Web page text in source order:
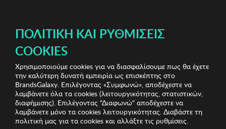
Musk Sneakers Γυναικεία Sneakers
Γυναικεία
Sneakers MUSK
Musk Sneakers
ΠΟΛΙΤΙΚΉ ΚΑΙ ΡΥΘΜΊΣΕΙΣ
COOKIES
Χρησιμοποιούμε cookies για να διασφαλίσουμε πως θα έχετε
την καλύτερη δυνατή εμπειρία ως επισκέπτης στο
BrandsGalaxy. Επιλέγοντας «Συμφωνώ», αποδέχεστε να
λαμβάνετε όλα τα cookies (λειτουργικότητας, στατιστικών,
διαφήμισης). Επιλέγοντας "Διαφωνώ" αποδέχεστε να
λαμβάνετε μόνο τα cookies λειτουργικότητας. Διαβάστε τη
πολιτική μας για τα cookies και αλλάξτε τις ρυθμίσεις.